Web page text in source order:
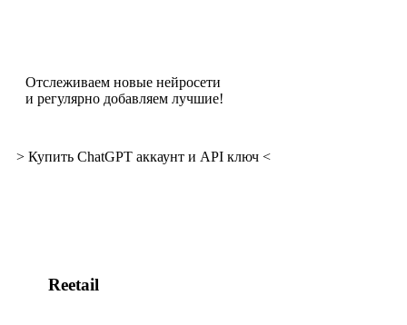
Отслеживаем новые нейросети
и регулярно добавляем лучшие!
> Купить ChatGPT аккаунт и API ключ <
Reetail